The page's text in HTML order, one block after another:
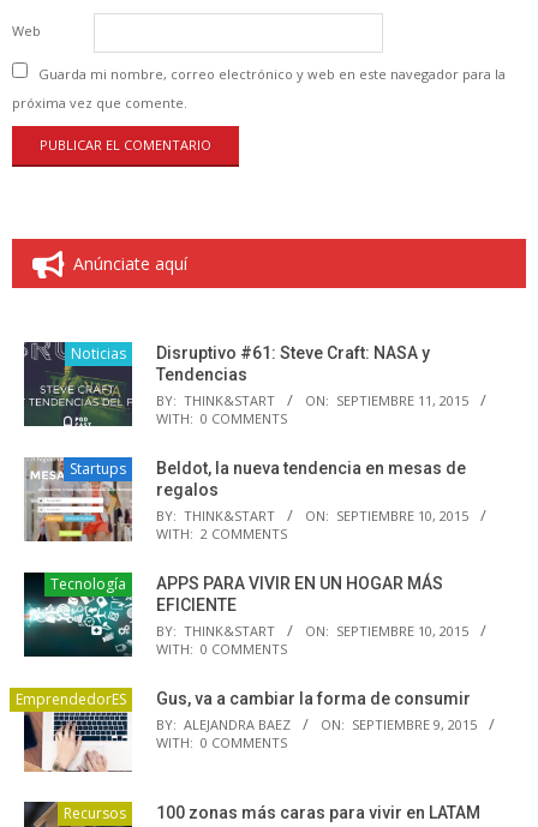
Web
Guarda mi nombre, correo electrónico y web en este navegador para la
próxima vez que comente.
Anúnciate aquí
Noticias
Disruptivo #61: Steve Craft: NASA y
Tendencias
BY: THINK&START ON: SEPTIEMBRE 11, 2015
WITH: 0 COMMENTS
Startups
Beldot, la nueva tendencia en mesas de
regalos
BY: THINK&START ON: SEPTIEMBRE 10, 2015
WITH: 2 COMMENTS
Tecnología
APPS PARA VIVIR EN UN HOGAR MÁS
EFICIENTE
BY: THINK&START ON: SEPTIEMBRE 10, 2015
WITH: 0 COMMENTS
EmprendedorES Gus, va a cambiar la forma de consumir
BY: ALEJANDRA BAEZ ON: SEPTIEMBRE 9, 2015
WITH: 0 COMMENTS
Recursos 100 zonas más caras para vivir en LATAM